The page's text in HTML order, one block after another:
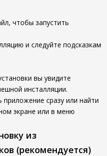
чтобы запустить
и следуйте подсказкам
вы увидите
инсталляции.
сразу или найти
экране или в меню
из
(рекомендуется)